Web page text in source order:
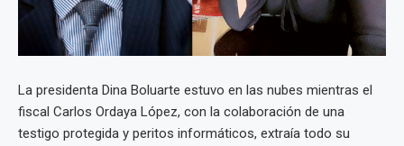
La presidenta Dina Boluarte estuvo en las nubes mientras el
fiscal Carlos Ordaya López, con la colaboración de una
testigo protegida y peritos informáticos, extraía todo su